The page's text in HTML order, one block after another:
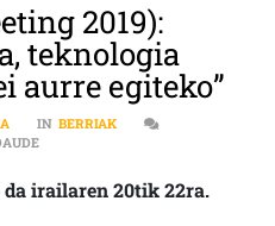
2019):
teknologia
aurre egiteko”
IN BERRIAK
ILARGI (HACKMEETING 2019):
irailaren 20tik 22ra.